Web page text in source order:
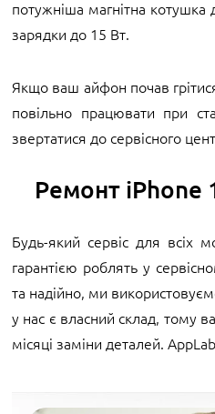
потужніша магнітна котушка
зарядки до 15 Вт.
Якщо ваш айфон почав
повільно працювати при
звертатися до сервісного
Ремонт iPhone
Будь-який сервіс для всіх
гарантією роблять у
та надійно, ми
у нас є власний склад, тому
місяці заміни деталей.